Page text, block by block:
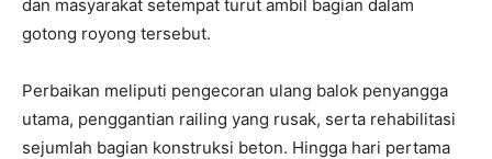
dan masyarakat setempat turut ambil bagian dalam
gotong royong tersebut.
Perbaikan meliputi pengecoran ulang balok penyangga
utama, penggantian railing yang rusak, serta rehabilitasi
sejumlah bagian konstruksi beton. Hingga hari pertama